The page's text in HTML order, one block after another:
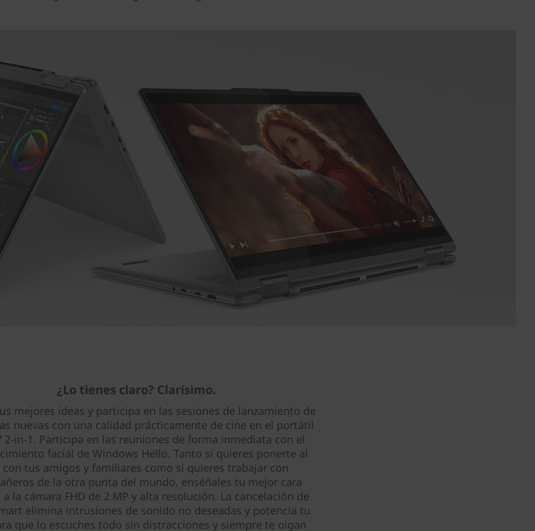
¿Lo tienes claro? Clarísimo.
mejores ideas y participa en las sesiones de lanzamiento de
nuevas con una calidad prácticamente de cine en el portátil
2-in-1. Participa en las reuniones de forma inmediata con el
facial de Windows Hello. Tanto si quieres ponerte al
con tus amigos y familiares como si quieres trabajar con
de la otra punta del mundo, enséñales tu mejor cara
a la cámara FHD de 2 MP y alta resolución. La cancelación de
elimina intrusiones de sonido no deseadas y potencia tu
que lo escuches todo sin distracciones y siempre te oigan